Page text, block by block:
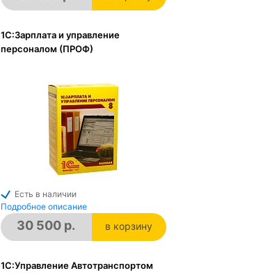
1С:Зарплата и управление
персоналом (ПРОФ)
Есть в наличии
Подробное описание
30 500 р. в корзину
1С:Управление Автотранспортом